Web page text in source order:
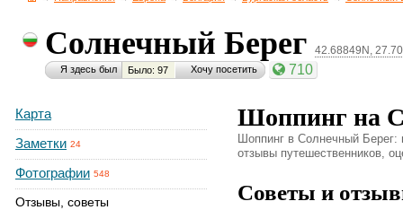
Солнечный Берег 42.68849N,
Я здесь был Было: 97 Хочу посетить 710
Карта
Заметки 24
Фотографии 548
Отзывы, советы
Шоппинг на
Шоппинг в Солнечный Берег:
отзывы путешественников,
Советы и
Button